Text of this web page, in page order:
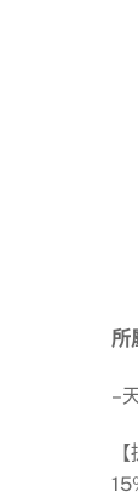
所
–